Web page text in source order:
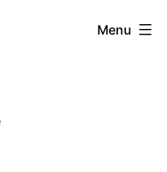
Menu